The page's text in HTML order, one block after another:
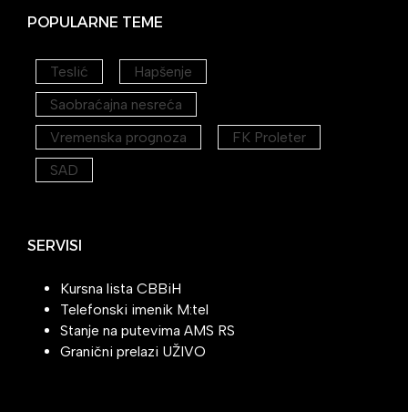
POPULARNE TEME
Teslić
Hapšenje
Saobraćajna nesreća
Vremenska prognoza
FK Proleter
SAD
SERVISI
Kursna lista CBBiH
Telefonski imenik M:tel
Stanje na putevima AMS RS
Granični prelazi UŽIVO